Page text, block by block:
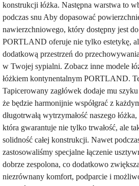
konstrukcji łóżka. Następna warstwa to
podczas snu Aby dopasować
nawierzchniowego, który dostępny jest
PORTLAND oferuje nie tylko estetykę,
dodatkową przestrzeń do
w Twojej sypialni. Zobacz inne modele
łóżkiem kontynentalnym PORTLAND.
Tapicerowany zagłówek dodaje mu
że będzie harmonijnie współgrać z
długotrwałą wytrzymałość naszego
która gwarantuje nie tylko trwałość, ale
solidność całej konstrukcji. Nawet
zastosowaliśmy specjalne łączenie
dobrze zespolona, co dodatkowo
niezrównany komfort, podparcie i